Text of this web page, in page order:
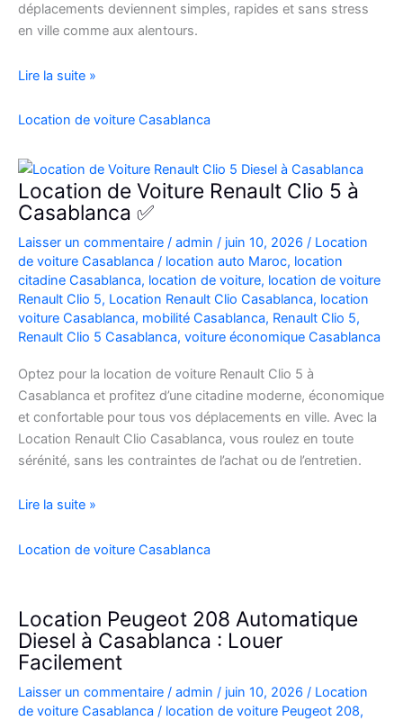
déplacements deviennent simples, rapides et sans stress
en ville comme aux alentours.
Location
Corsa
Aéroport
|
Location
Voiture
Casablanca
Lire la suite »
Location de voiture Casablanca
Location de Voiture Renault Clio 5 à
Casablanca ✅
Laisser un commentaire / admin / juin 10, 2026 / Location
de voiture Casablanca / location auto Maroc, location
citadine Casablanca, location de voiture, location de voiture
Renault Clio 5, Location Renault Clio Casablanca, location
voiture Casablanca, mobilité Casablanca, Renault Clio 5,
Renault Clio 5 Casablanca, voiture économique Casablanca
Optez pour la location de voiture Renault Clio 5 à
Casablanca et profitez d’une citadine moderne, économique
et confortable pour tous vos déplacements en ville. Avec la
Location Renault Clio Casablanca, vous roulez en toute
sérénité, sans les contraintes de l’achat ou de l’entretien.
Location
Voiture
5
à
Casablanca
Lire la suite »
Location de voiture Casablanca
Location Peugeot 208 Automatique
Diesel à Casablanca : Louer
Facilement
Laisser un commentaire / admin / juin 10, 2026 / Location
de voiture Casablanca / location de voiture Peugeot 208,